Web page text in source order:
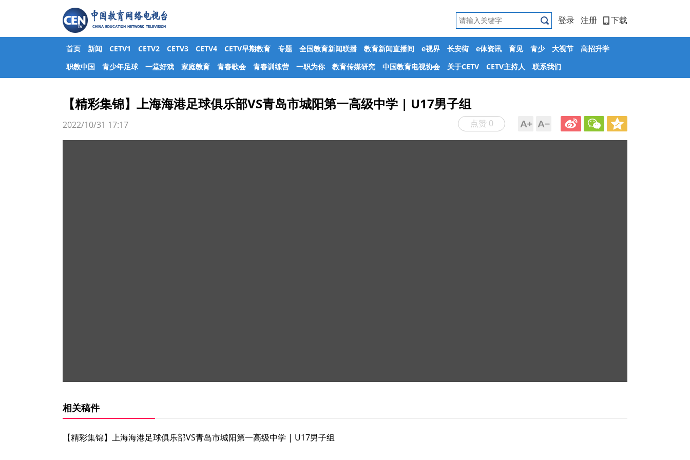
登录 注册 下载
首页 新闻 CETV1 CETV2 CETV3 CETV4 CETV早期教育 专题 全国教育新闻联播 教育新闻直播间 e视界 长安街 e体资讯 育见 青少 大视节
高招升学
职教中国
青少年足球 一堂好戏 家庭教育 青春歌会 青春训练营 一职为你 教育传媒研究 中国教育电视协会 关于CETV CETV主持人 联系我们
【精彩集锦】上海海港足球俱乐部VS青岛市城阳第一高级中学 | U17男子组
点赞 0
2022/10/31 17:17
相关稿件
【精彩集锦】上海海港足球俱乐部VS青岛市城阳第一高级中学 | U17男子组